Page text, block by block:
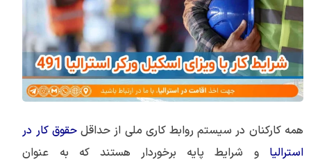
همه کارکنان در سیستم روابط کاری ملی از حداقلحقوق کار در
استرالیا و شرایط پایه برخوردار هستند که به عنوان